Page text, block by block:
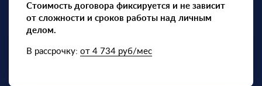
Стоимость договора фиксируется и не зависит
от сложности и сроков работы над личным
делом.
В рассрочку: от 4 734 руб/мес